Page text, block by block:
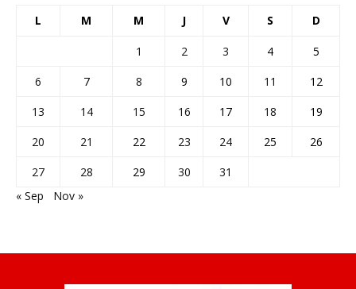
L M M J V S D
1 2 3 4
5
6
7 8 9 10 11
12
13
14 15 16 17 18
19
20
21 22 23 24 25
26
27
28 29 30
31
« Sep
Nov »